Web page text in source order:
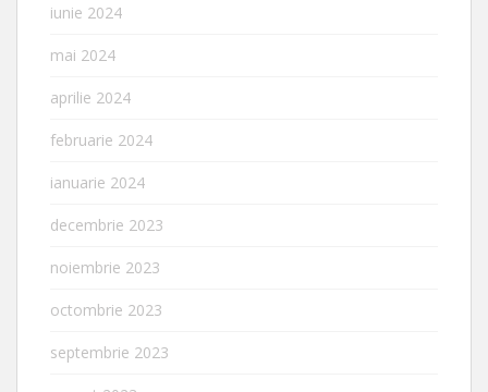
iunie 2024
mai 2024
aprilie 2024
februarie 2024
ianuarie 2024
decembrie 2023
noiembrie 2023
octombrie 2023
septembrie 2023